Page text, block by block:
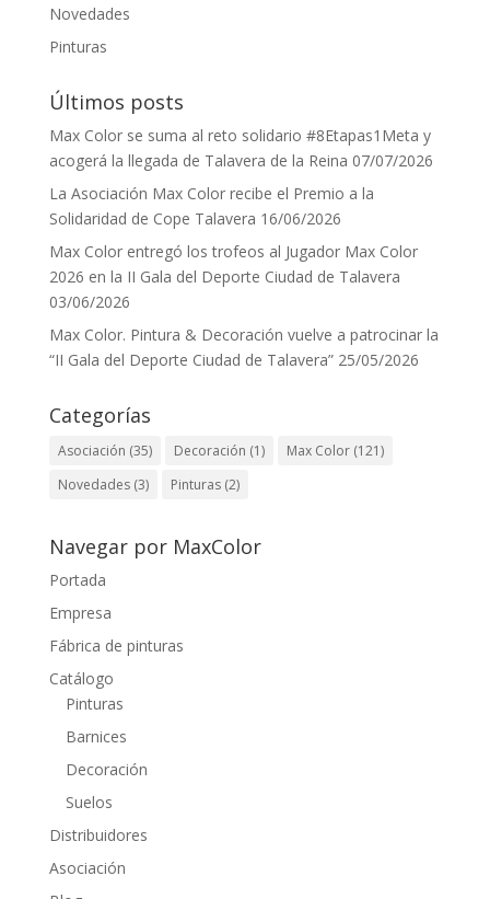
Novedades
Pinturas
Últimos posts
Max Color se suma al reto solidario #8Etapas1Meta y
acogerá la llegada de Talavera de la Reina 07/07/2026
La Asociación Max Color recibe el Premio a la
Solidaridad de Cope Talavera 16/06/2026
Max Color entregó los trofeos al Jugador Max Color
2026 en la II Gala del Deporte Ciudad de Talavera
03/06/2026
Max Color. Pintura & Decoración vuelve a patrocinar la
“II Gala del Deporte Ciudad de Talavera” 25/05/2026
Categorías
Asociación (35) Decoración (1) Max Color(121)
Novedades(3) Pinturas(2)
Navegar por MaxColor
Portada
Empresa
Fábrica de pinturas
Catálogo
Pinturas
Barnices
Decoración
Suelos
Distribuidores
Asociación